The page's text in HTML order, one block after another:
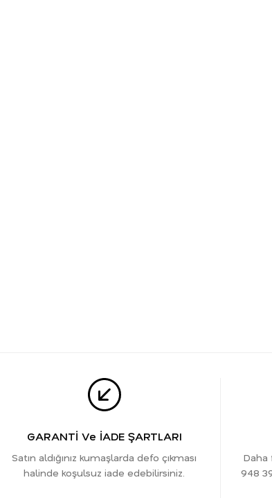
GARANTİ Ve İADE ŞARTLARI
Satın aldığınız kumaşlarda defo çıkması
halinde koşulsuz iade edebilirsiniz.
Daha
948